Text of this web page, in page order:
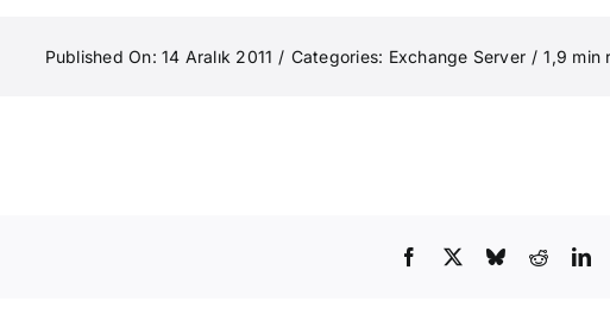
Published On: 14 Aralık 2011 / Categories: Exchange Server / 1,9 min